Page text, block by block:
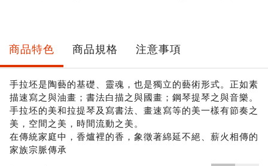
商品特色 商品規格 注意事項
手拉坯是陶藝的基礎、靈魂，也是獨立的藝術形式。正如素
描速寫之與油畫；書法白描之與國畫；鋼琴提琴之與音樂。
手拉坯的美和拉提琴及寫書法、畫速寫等的美一樣有節奏之
美，空間之美，時間流動之美。
在傳統家庭中，香爐裡的香，象徵著綿延不絕、薪火相傳的
家族宗脈傳承